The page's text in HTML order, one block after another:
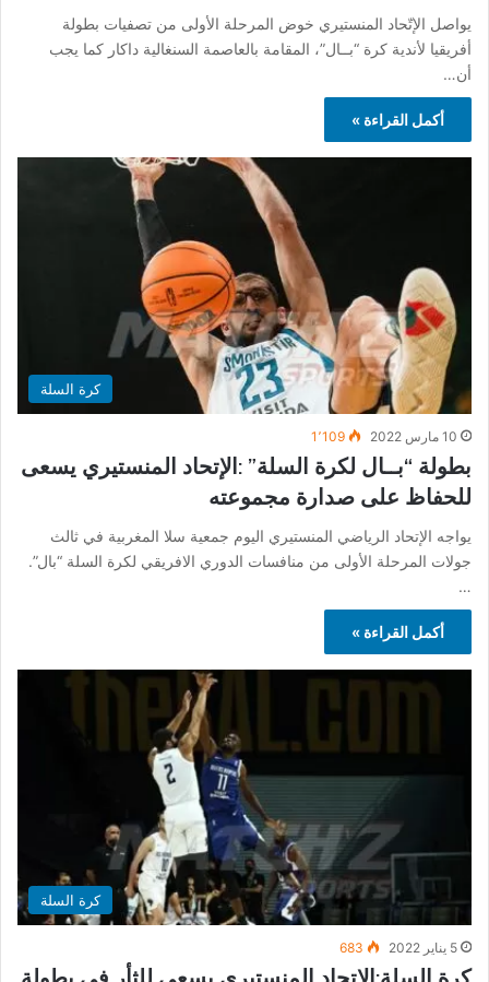
يواصل الإتّحاد المنستيري خوض المرحلة الأولى من تصفيات بطولة
أفريقيا لأندية كرة “بــال”، المقامة بالعاصمة السنغالية داكار كما يجب
أن…
أكمل القراءة »
كرة السلة
10 مارس 2022 1٬109
بطولة “بــال لكرة السلة” :الإتحاد المنستيري يسعى
للحفاظ على صدارة مجموعته
يواجه الإتحاد الرياضي المنستيري اليوم جمعية سلا المغربية في ثالث
جولات المرحلة الأولى من منافسات الدوري الافريقي لكرة السلة “بال”.
…
أكمل القراءة »
كرة السلة
5 يناير 2022 683